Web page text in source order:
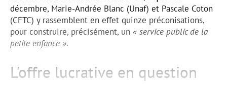
décembre, Marie-Andrée Blanc (Unaf) et Pascale Coton
(CFTC) y rassemblent en effet quinze préconisations,
pour construire, précisément, un « service public de la
petite enfance ».
L'offre lucrative en question